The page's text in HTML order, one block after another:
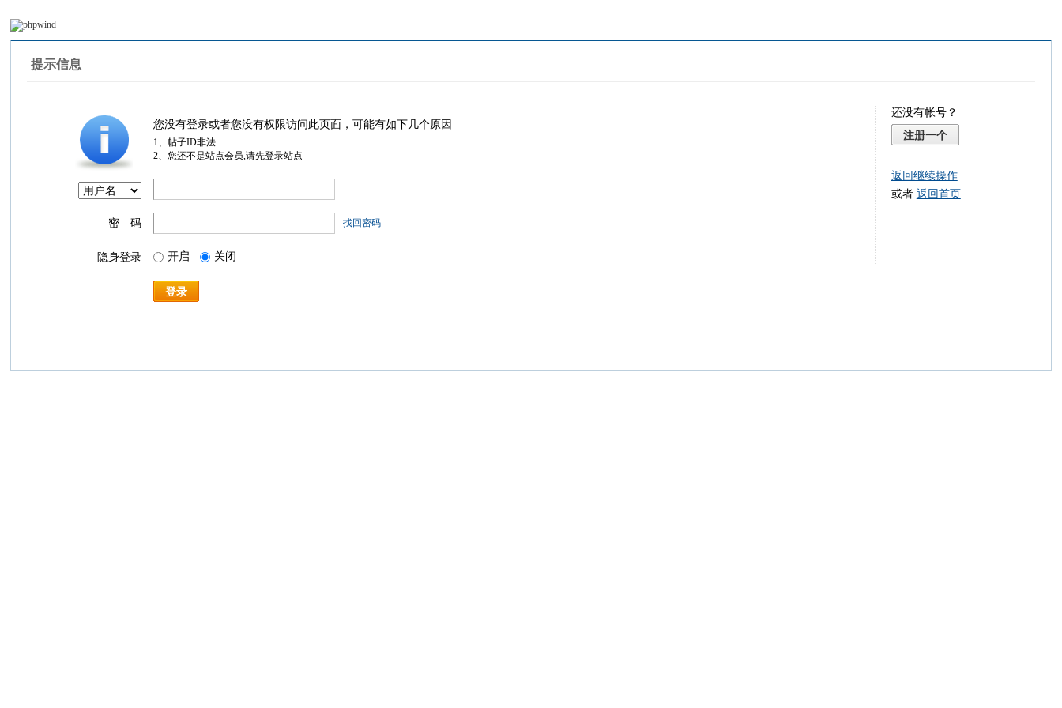
提示信息
您没有登录或者您没有权限访问此页面，可能有如下几个原因
1、帖子ID非法
2、您还不是站点会员,请先登录站点
密 码 找回密码
隐身登录 开启 关闭
登录
还没有帐号？
注册一个
返回继续操作
或者 返回首页